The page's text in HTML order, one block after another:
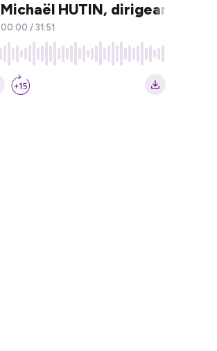
Michaël HUTIN, dirigeant
00:00 / 31:51